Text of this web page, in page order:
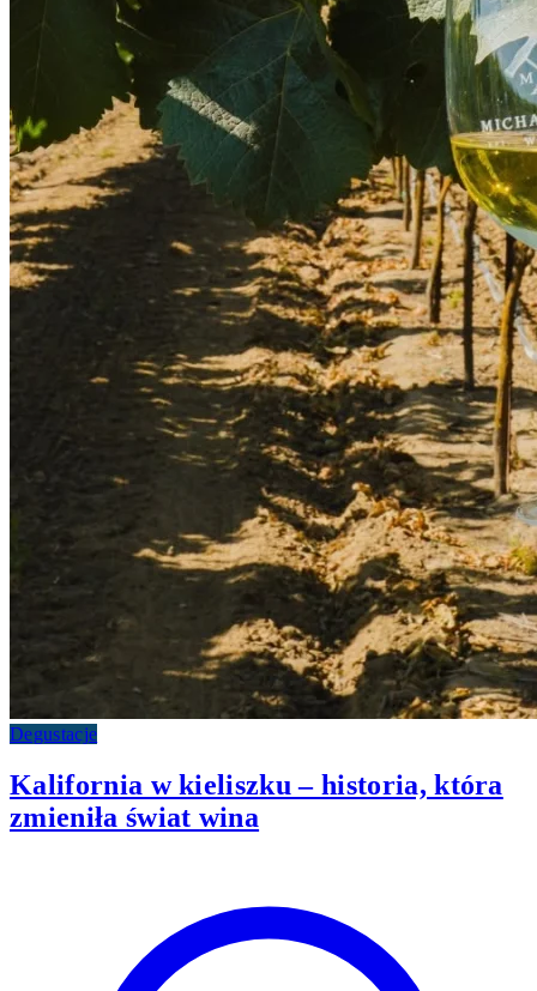
Degustacje
Kalifornia w kieliszku – historia, która
zmieniła świat wina